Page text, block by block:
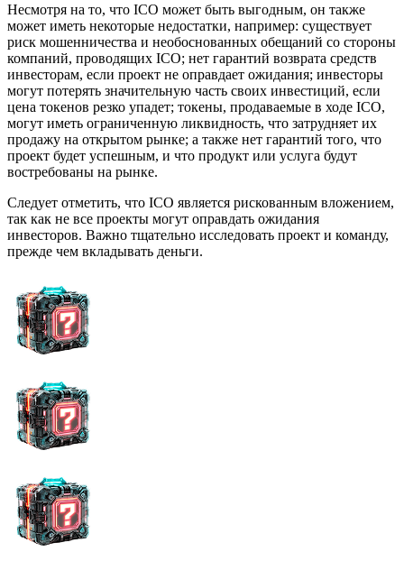
Несмотря на то, что ICO может быть выгодным, он также
может иметь некоторые недостатки, например: существует
риск мошенничества и необоснованных обещаний со стороны
компаний, проводящих ICO; нет гарантий возврата средств
инвесторам, если проект не оправдает ожидания; инвесторы
могут потерять значительную часть своих инвестиций, если
цена токенов резко упадет; токены, продаваемые в ходе ICO,
могут иметь ограниченную ликвидность, что затрудняет их
продажу на открытом рынке; а также нет гарантий того, что
проект будет успешным, и что продукт или услуга будут
востребованы на рынке.
Следует отметить, что ICO является рискованным вложением,
так как не все проекты могут оправдать ожидания
инвесторов. Важно тщательно исследовать проект и команду,
прежде чем вкладывать деньги.